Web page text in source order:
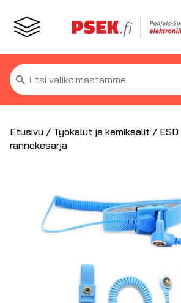
Etsi:
Etusivu / Työkalut ja kemikaalit / ESD
rannekesarja